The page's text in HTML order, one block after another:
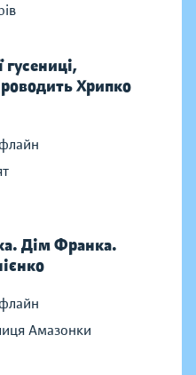
Хрипко
Дім Франка.
Амазонки